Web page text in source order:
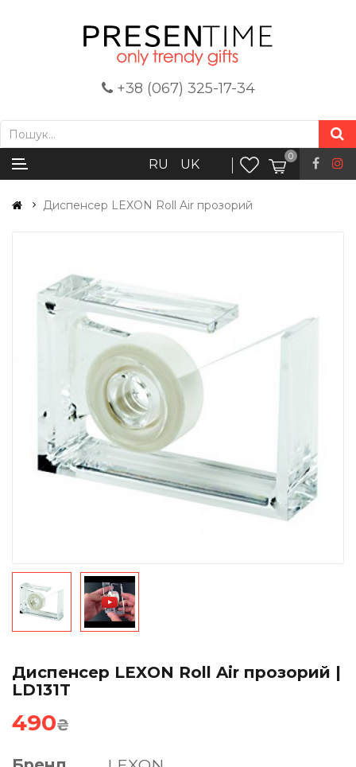
+38 (067) 325-17-34
RU UK
0
Диспенсер LEXON Roll Air прозорий
Диспенсер LEXON Roll Air прозорий |
LD131T
490₴